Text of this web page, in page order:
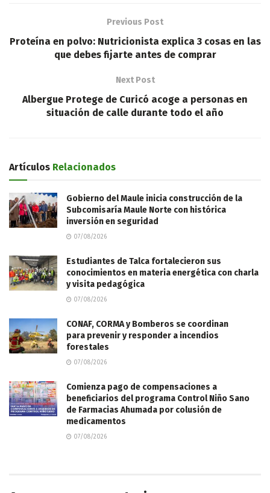
Previous Post
Proteína en polvo: Nutricionista explica 3 cosas en las
que debes fijarte antes de comprar
Next Post
Albergue Protege de Curicó acoge a personas en
situación de calle durante todo el año
Artículos Relacionados
Gobierno del Maule inicia construcción de la
Subcomisaría Maule Norte con histórica
inversión en seguridad
07/08/2026
Estudiantes de Talca fortalecieron sus
conocimientos en materia energética con charla
y visita pedagógica
07/08/2026
CONAF, CORMA y Bomberos se coordinan
para prevenir y responder a incendios
forestales
07/08/2026
Comienza pago de compensaciones a
beneficiarios del programa Control Niño Sano
de Farmacias Ahumada por colusión de
medicamentos
07/08/2026